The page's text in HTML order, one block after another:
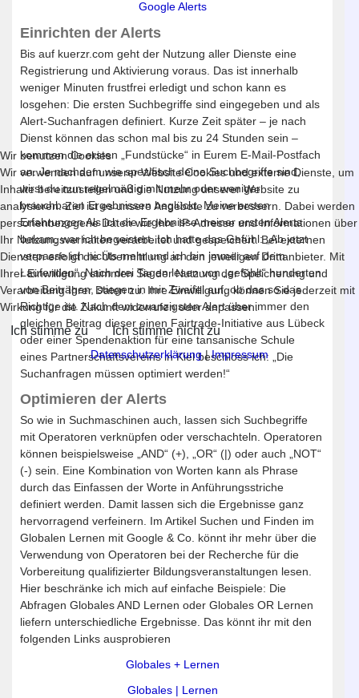
Google Alerts
Einrichten der Alerts
Bis auf kuerzr.com geht der Nutzung aller Dienste eine
Registrierung und Aktivierung voraus. Das ist innerhalb
weniger Minuten frustfrei erledigt und schon kann es
losgehen: Die ersten Suchbegriffe sind eingegeben und als
Alert-Suchanfragen definiert. Kurze Zeit später – je nach
Dienst können das schon mal bis zu 24 Stunden sein –
kommen die ersten „Fundstücke“ in Eurem E-Mail-Postfach
an. Je nachdem wie spezifisch deine Suchbegriffe sind,
wirst du nun regelmäßig mit mehr oder weniger
brauchbaren Ergebnissen beglückt. Meine ersten
Erfahrungen Als ich die Ergebnisse meiner ersten Alerts
bekam, war ich begeistert. Ich hatte das Gefühl: „Ab jetzt
verpasse ich nichts mehr und ich bin immer auf dem
Laufenden“. Nach drei Tagen lesen von „gefühlt“ hunderten
von Beiträgen, stiegen in mir Zweifel auf, ob das so das
Richtige ist. Nach dem zwanzigsten Alert über immer den
gleichen Beitrag dieser einen Fairtrade-Initiative aus Lübeck
oder einer Spendenaktion für eine tansanische Schule
eines Partnerschaftsvereins in Kiel beschloss ich: „Die
Suchanfragen müssen optimiert werden!“
Optimieren der Alerts
So wie in Suchmaschinen auch, lassen sich Suchbegriffe
mit Operatoren verknüpfen oder verschachteln. Operatoren
können beispielsweise „AND“ (+), „OR“ (|) oder auch „NOT“
(-) sein. Eine Kombination von Worten kann als Phrase
durch das Einfassen der Worte in Anführungsstriche
definiert werden. Damit lassen sich die Ergebnisse ganz
hervorragend verfeinern. Im Artikel Suchen und Finden im
Globalen Lernen mit Google & Co. könnt ihr mehr über die
Verwendung von Operatoren bei der Recherche für die
Vorbereitung qualifizierter Bildungsveranstaltungen lesen.
Hier beschränke ich mich auf einfache Beispiele: Die
Abfragen Globales AND Lernen oder Globales OR Lernen
liefern unterschiedliche Ergebnisse. Das könnt ihr mit den
folgenden Links ausprobieren
Globales + Lernen
Globales | Lernen
Wir benutzen Cookies
Wir verwenden auf unserer Website Cookies und externe Dienste, um
Inhalte bereitzustellen und die Nutzung unserer Website zu
analysieren. Ziel ist es unsere Angebote zu verbessern. Dabei werden
personenbezogene Daten wie Ihre IP-Adresse und Informationen über
Ihr Nutzungsverhalten verarbeitet und gespeichert. Bei externen
Diensten erfolgt die Übermittlung an den jeweiligen Drittanbieter. Mit
Ihrer Einwilligung stimmen Sie der Nutzung der Speicherung und
Verarbeitung Ihrer Daten zu. Ihre Einwilligung können Sie jederzeit mit
Wirkung für die Zukunft widerrufen oder anpassen.
Ich stimme zu Ich stimme nicht zu
Datenschutzerklärung|Impressum